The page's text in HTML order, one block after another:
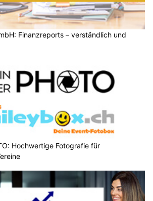
Finanzreports – verständlich und
Hochwertige Fotografie für